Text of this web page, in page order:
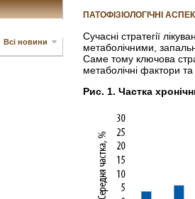
Всі новини
ПАТОФІЗІОЛОГІЧНІ
Сучасні стратегії
метаболічними,
Саме тому ключова
метаболічні фактори
Рис. 1. Частка